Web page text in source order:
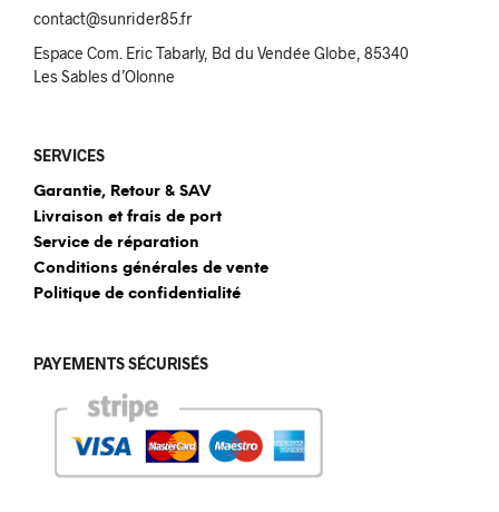
contact@sunrider85.fr
Espace Com. Eric Tabarly, Bd du Vendée Globe, 85340
Les Sables d’Olonne
SERVICES
Garantie, Retour & SAV
Livraison et frais de port
Service de réparation
Conditions générales de vente
Politique de confidentialité
PAYEMENTS SÉCURISÉS